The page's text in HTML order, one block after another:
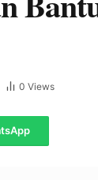
0Views